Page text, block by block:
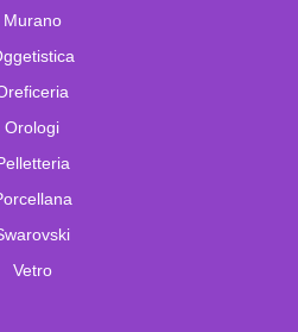
Murano
Orologi
Vetro